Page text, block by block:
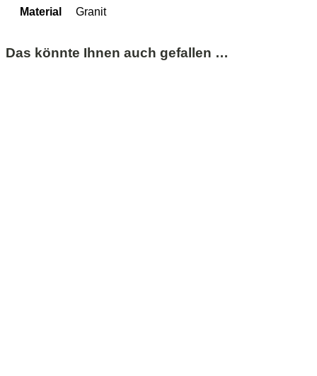
Material Granit
Das könnte Ihnen auch gefallen …